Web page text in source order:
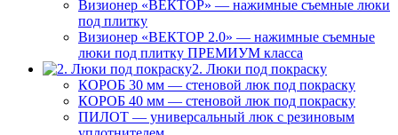
Визионер «ВЕКТОР» — нажимные съемные люки
под плитку
Визионер «ВЕКТОР 2.0» — нажимные съемные
люки под плитку ПРЕМИУМ класса
2. Люки под покраску
КОРОБ 30 мм — стеновой люк под покраску
КОРОБ 40 мм — стеновой люк под покраску
ПИЛОТ — универсальный люк с резиновым